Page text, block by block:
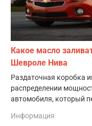
Какое масло
Шевроле Нива
Раздаточная коробка
распределении
автомобиля, который
Информация